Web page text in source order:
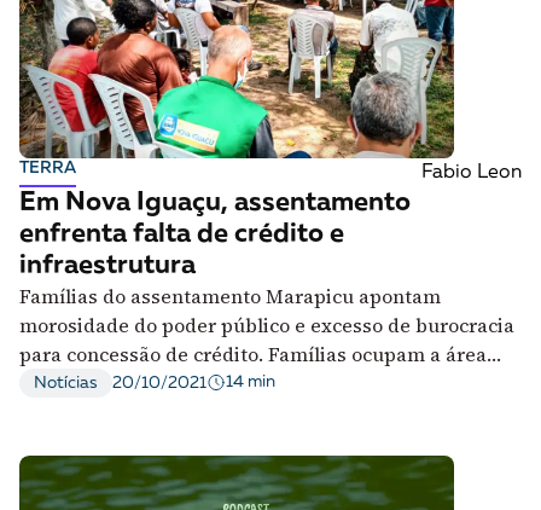
TERRA Fabio Leon
Em Nova Iguaçu, assentamento
enfrenta falta de crédito e
infraestrutura
Famílias do assentamento Marapicu apontam
morosidade do poder público e excesso de burocracia
para concessão de crédito. Famílias ocupam a área
desde 1985
Notícias 20/10/2021 14 min